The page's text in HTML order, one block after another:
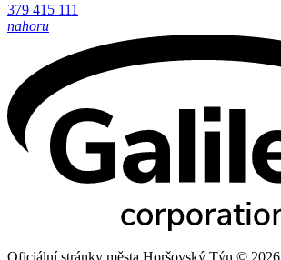
379 415 111
nahoru
Oficiální stránky města Horšovský Týn © 2026